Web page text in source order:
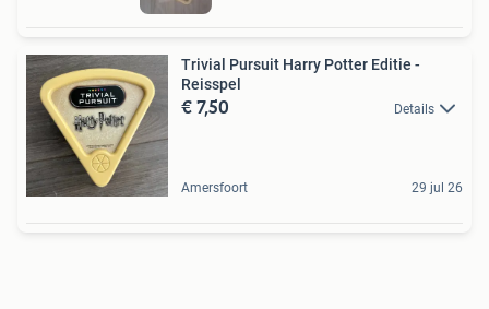
Trivial Pursuit Harry Potter Editie -
Reisspel
€ 7,50 Details
Amersfoort 29 jul 26